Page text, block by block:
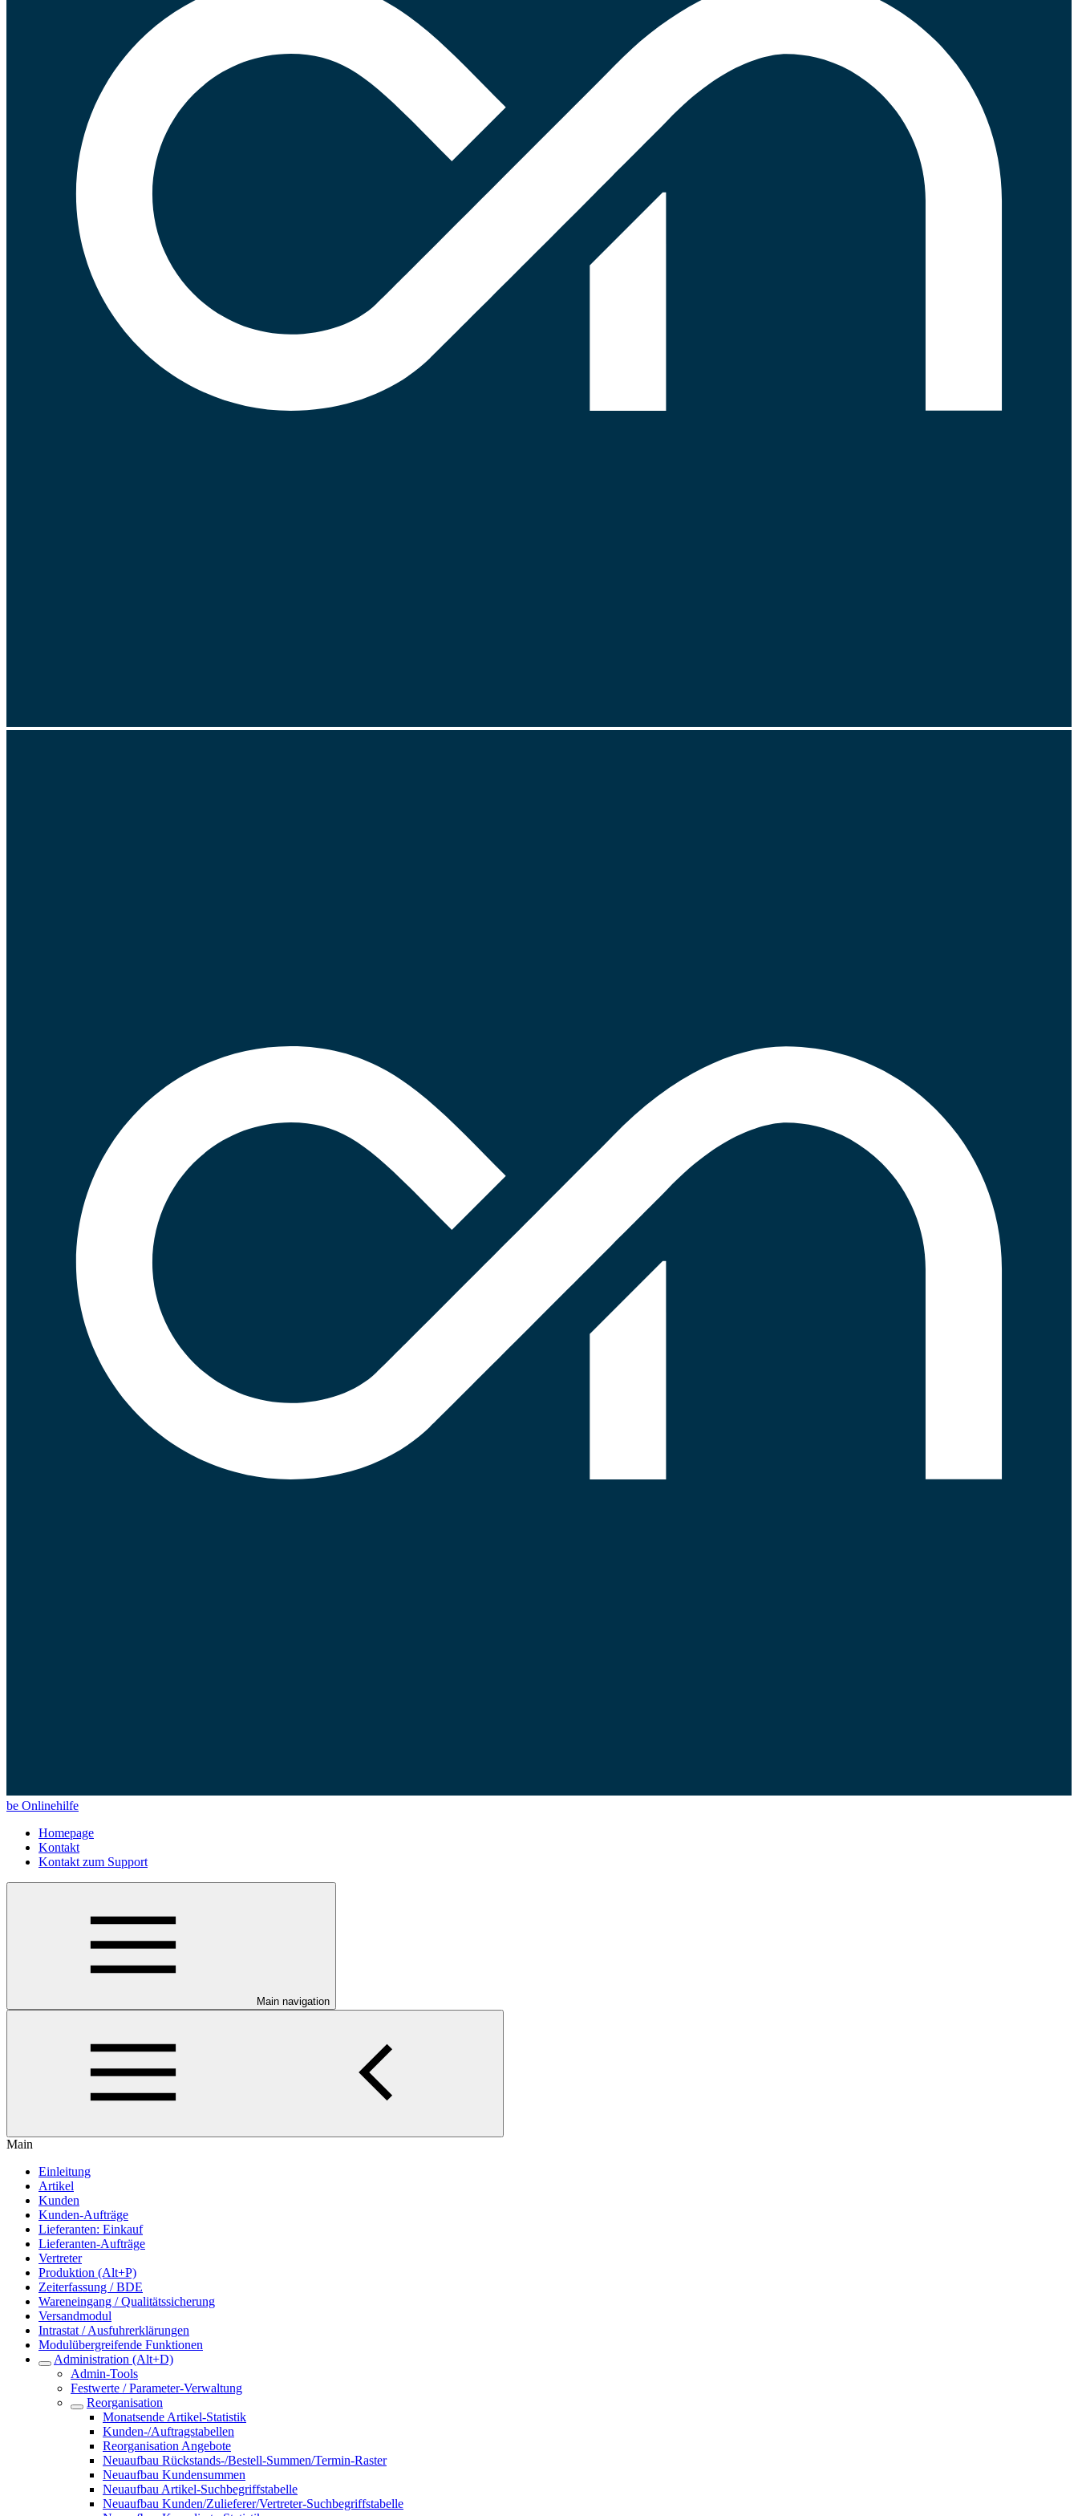
be Onlinehilfe
Homepage
Kontakt
Kontakt zum Support
Main navigation
Main
Einleitung
Artikel
Kunden
Kunden-Aufträge
Lieferanten: Einkauf
Lieferanten-Aufträge
Vertreter
Produktion (Alt+P)
Zeiterfassung / BDE
Wareneingang / Qualitätssicherung
Versandmodul
Intrastat / Ausfuhrerklärungen
Modulübergreifende Funktionen
Administration (Alt+D)
Admin-Tools
Festwerte / Parameter-Verwaltung
Reorganisation
Monatsende Artikel-Statistik
Kunden-/Auftragstabellen
Reorganisation Angebote
Neuaufbau Rückstands-/Bestell-Summen/Termin-Raster
Neuaufbau Kundensummen
Neuaufbau Artikel-Suchbegriffstabelle
Neuaufbau Kunden/Zulieferer/Vertreter-Suchbegriffstabelle